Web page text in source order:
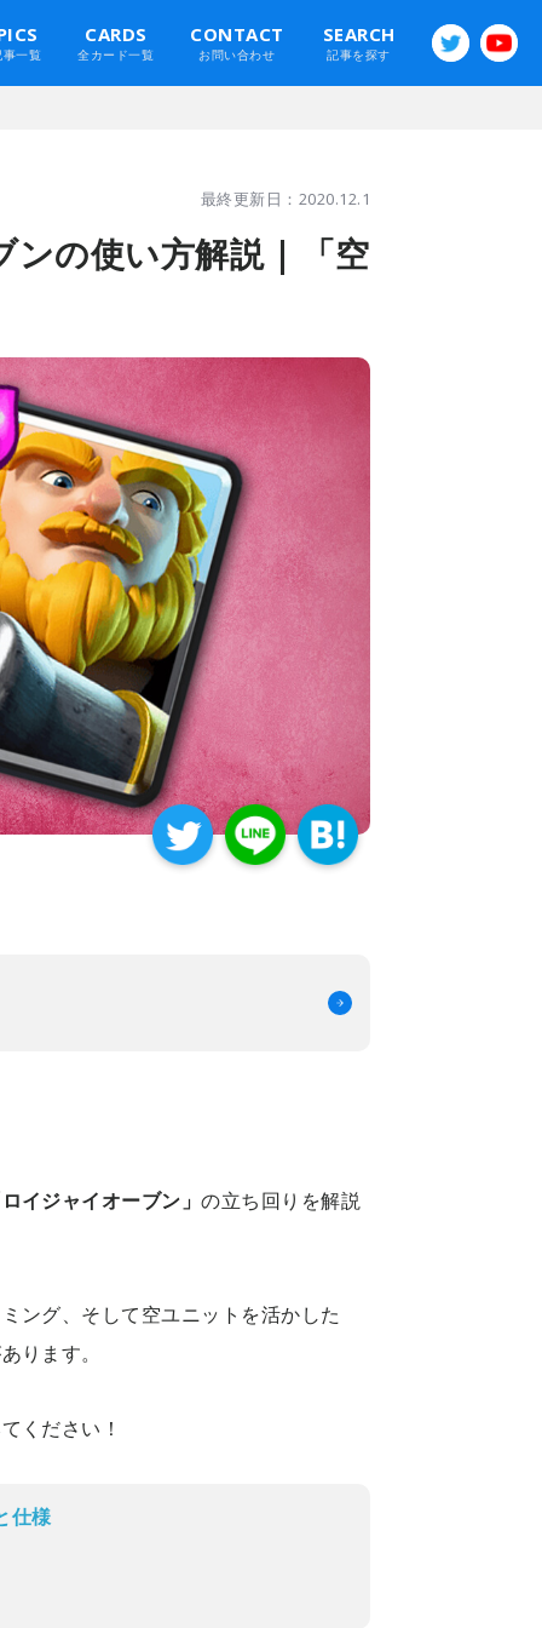
事一覧
CARDS
全カード一覧
CONTACT
お問い合わせ
SEARCH
記事を探す
最終更新日：2020.12.1
ンの使い方解説 | 「空
イジャイオーブン」の立ち回りを解説
ング、そして空ユニットを活かした
ります。
ください！
仕様